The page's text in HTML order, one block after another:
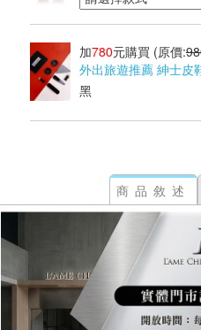
加780元購買 (原價:
外出旅遊推薦 紳士皮
黑
商品敘述